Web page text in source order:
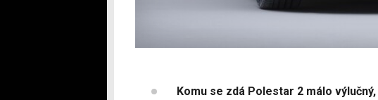
Komu se zdá Polestar 2 málo